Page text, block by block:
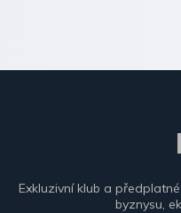
Exkluzivní klub a
byznysu,